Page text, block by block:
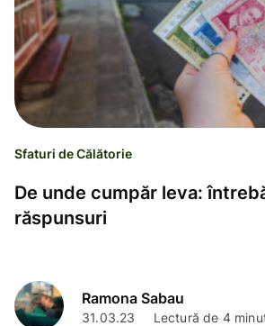
Sfaturi de Călătorie
De unde cumpăr leva:
răspunsuri
Ramona Sabau
31.03.23 Lectură de 4